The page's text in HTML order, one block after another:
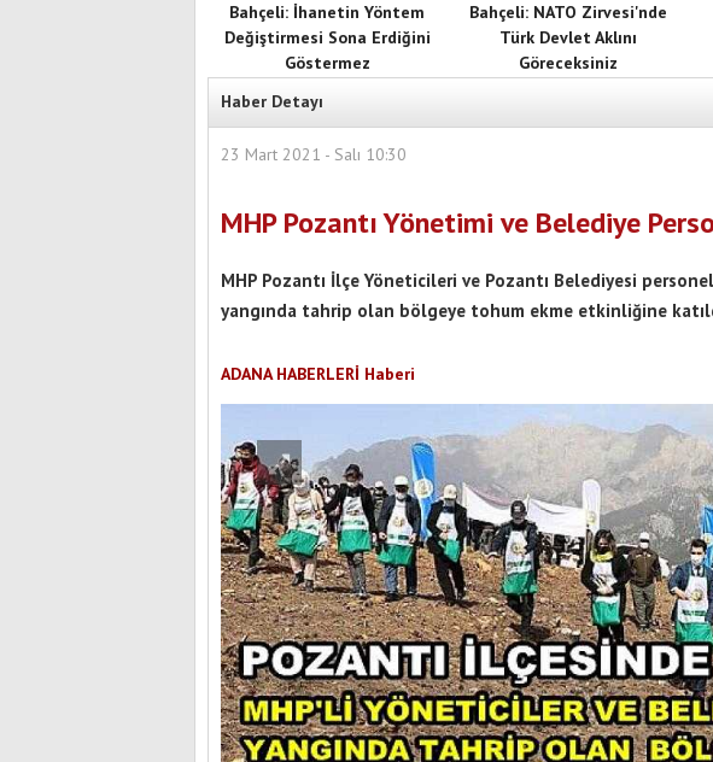
Bahçeli: İhanetin Yöntem
Değiştirmesi Sona Erdiğini
Göstermez
Bahçeli: NATO Zirvesi'nde
Türk Devlet Aklını
Göreceksiniz
Haber Detayı
23 Mart 2021 - Salı 10:30
MHP Pozantı Yönetimi ve Belediye
MHP Pozantı İlçe Yöneticileri ve Pozantı Belediyesi
yangında tahrip olan bölgeye tohum ekme etkinliğine
ADANA HABERLERİ Haberi